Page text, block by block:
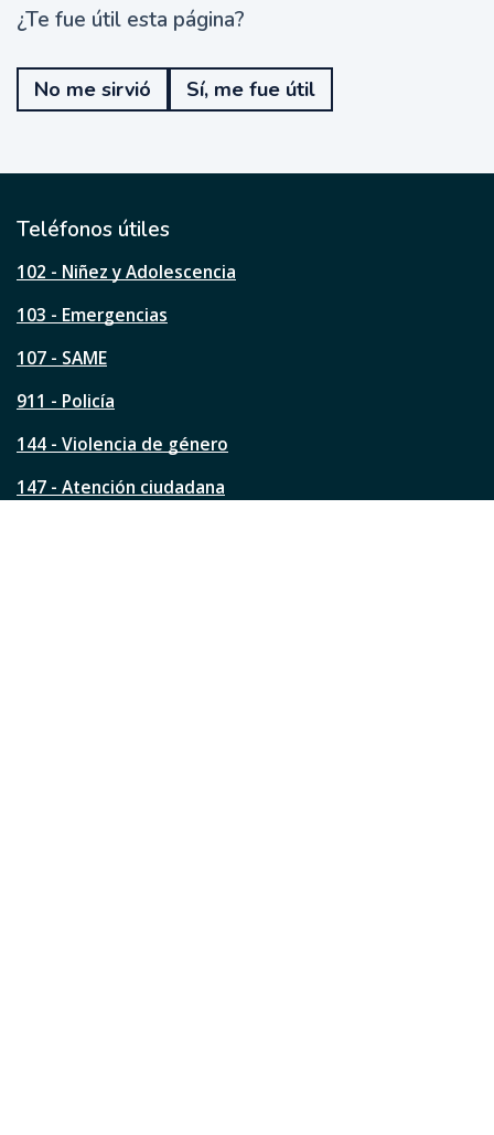
¿
e
u
t
l
s
a
á
i
a
¿Te fue útil esta página?
No me sirvió Sí, me fue útil
Teléfonos útiles
102 - Niñez y Adolescencia
103 - Emergencias
107 - SAME
911 - Policía
144 - Violencia de género
147 - Atención ciudadana